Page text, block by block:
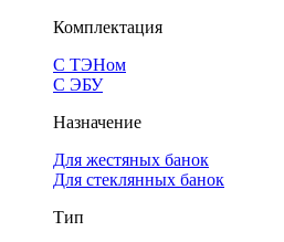
Комплектация
С ТЭНом
С ЭБУ
Назначение
Для жестяных банок
Для стеклянных банок
Тип